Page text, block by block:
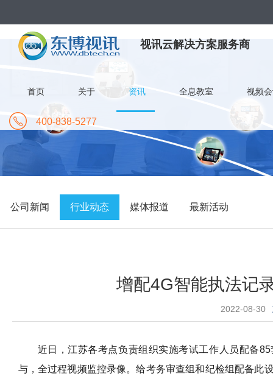
视讯云解决方案服务商
首页 关于 资讯 全息教室 视频
400-838-5277
公司新闻 行业动态 媒体报道 最新活动
增配4G智能执法记
2022-08-30
近日，江苏各考点负责组织实施考试工作人员配备85
与，全过程视频监控录像。给考务审查组和纪检组配备此